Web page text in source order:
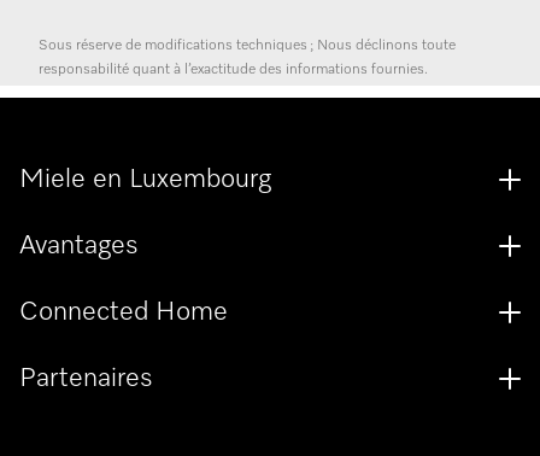
Sous réserve de modifications techniques ; Nous déclinons toute
responsabilité quant à l’exactitude des informations fournies.
Miele en Luxembourg
Avantages
Connected Home
Partenaires